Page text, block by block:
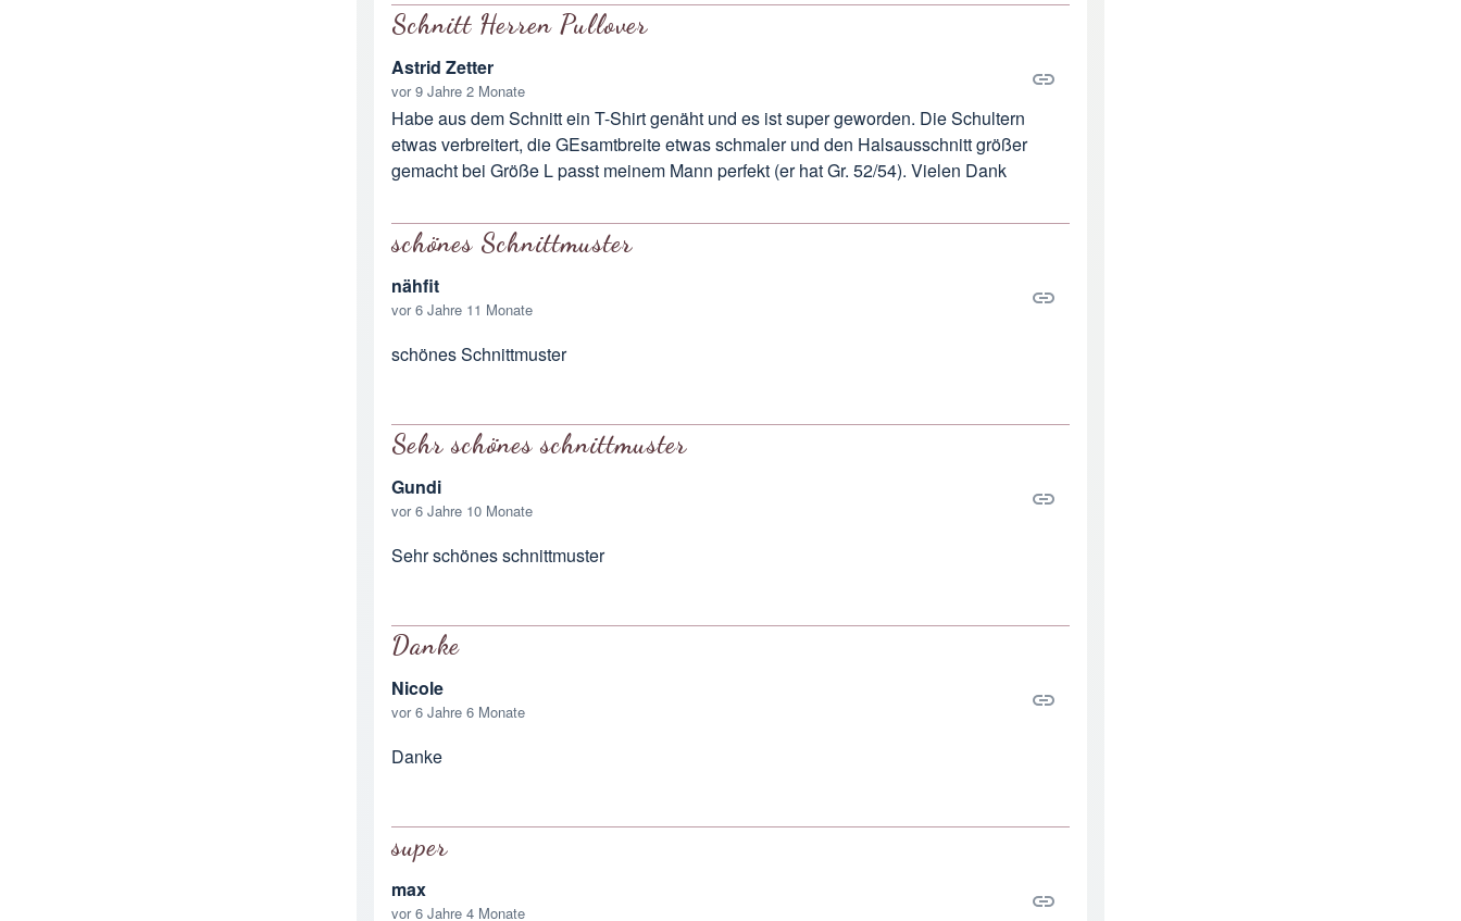
Schnitt Herren Pullover
Astrid Zetter
vor 9 Jahre 2 Monate
Habe aus dem Schnitt ein T-Shirt genäht und es ist super geworden. Die Schultern
etwas verbreitert, die GEsamtbreite etwas schmaler und den Halsausschnitt größer
gemacht bei Größe L passt meinem Mann perfekt (er hat Gr. 52/54). Vielen Dank
schönes Schnittmuster
nähfit
vor 6 Jahre 11 Monate
schönes Schnittmuster
Sehr schönes schnittmuster
Gundi
vor 6 Jahre 10 Monate
Sehr schönes schnittmuster
Danke
Nicole
vor 6 Jahre 6 Monate
Danke
super
max
vor 6 Jahre 4 Monate